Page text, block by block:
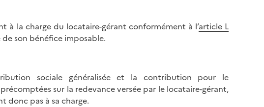
à la charge du locataire-gérant conformément à l’article L
son bénéfice imposable.
sociale généralisée et la contribution pour le
sur la redevance versée par le locataire-gérant,
donc pas à sa charge.